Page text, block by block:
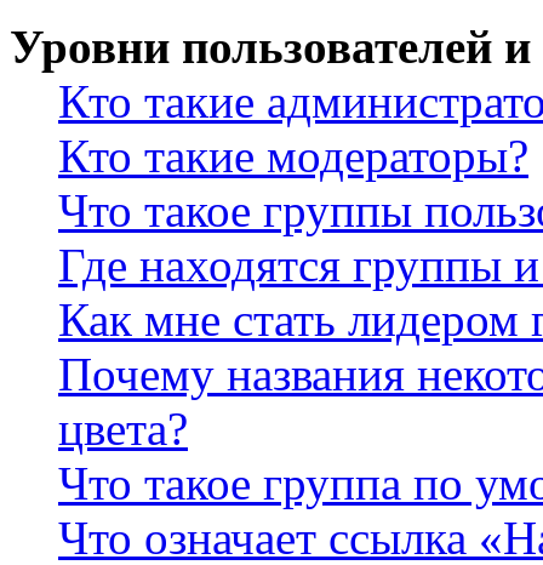
Уровни пользователей
Кто такие
Кто такие модераторы?
Что такое группы
Где находятся группы
Как мне стать лидером
Почему названия
цвета?
Что такое группа по
Что означает ссылка